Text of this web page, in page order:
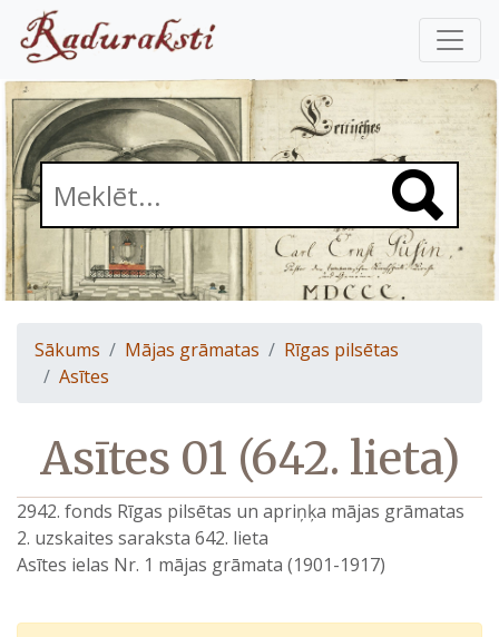
Sākums Mājas grāmatas
Rīgas pilsētas
Asītes
Asītes 01 (642. lieta)
2942. fonds Rīgas pilsētas un apriņķa mājas grāmatas
2. uzskaites saraksta 642. lieta
Asītes ielas Nr. 1 mājas grāmata (1901-1917)